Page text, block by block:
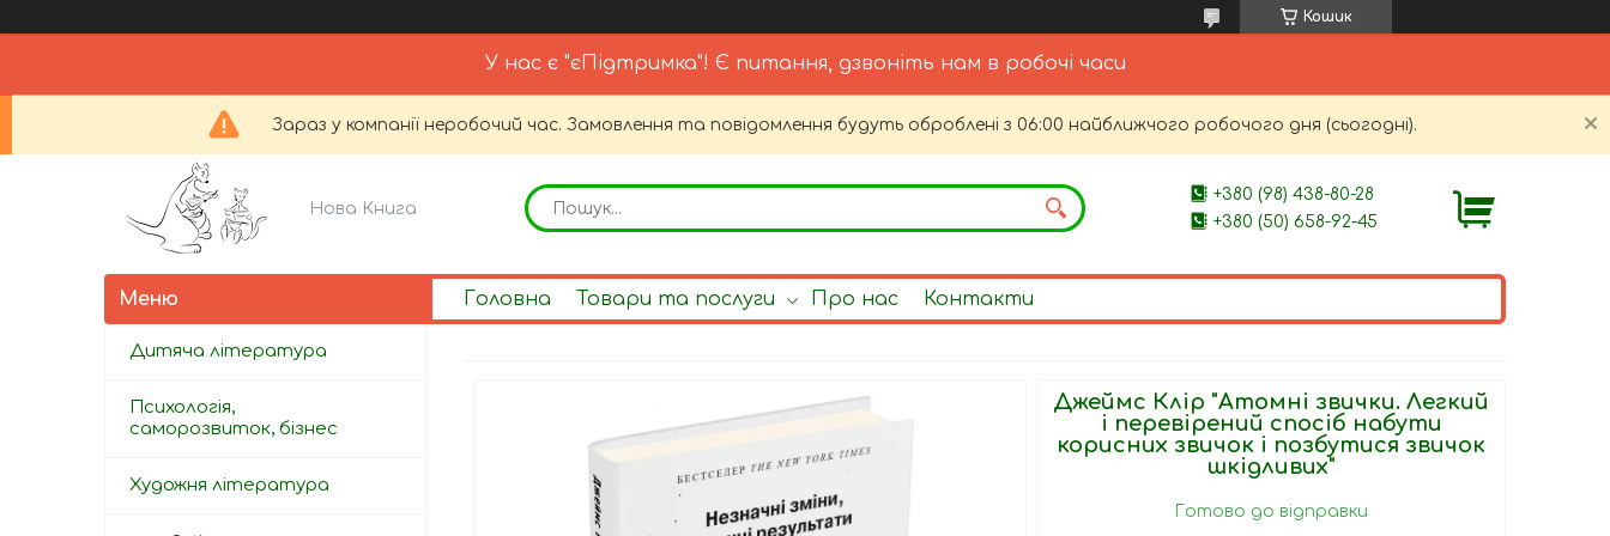
Кошик
У нас є "єПідтримка"! Є питання, дзвоніть нам в робочі часи
Зараз у компанії неробочий час. Замовлення та повідомлення будуть оброблені з 06:00 найближчого робочого дня (сьогодні).
Нова Книга
+380 (98) 438-80-28
+380 (50) 658-92-45
Головна Товари та послуги Про нас Контакти
Джеймс Клір "Атомні звички. Легкий
і перевірений спосіб набути
корисних звичок і позбутися звичок
шкідливих"
Готово до відправки
Дитяча література
Психологія,
саморозвиток, бізнес
Художня література